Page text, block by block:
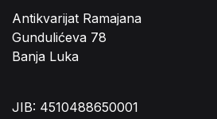
Antikvarijat Ramajana
Gundulićeva 78
Banja Luka
JIB: 4510488650001